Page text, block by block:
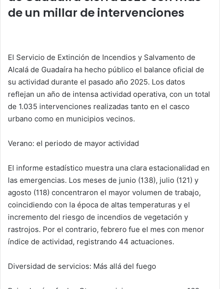
p o
n
tir
de un millar de intervenciones
El Servicio de Extinción de Incendios y Salvamento de
Alcalá de Guadaíra ha hecho público el balance oficial de
su actividad durante el pasado año 2025. Los datos
reflejan un año de intensa actividad operativa, con un total
de 1.035 intervenciones realizadas tanto en el casco
urbano como en municipios vecinos.
Verano: el periodo de mayor actividad
El informe estadístico muestra una clara estacionalidad en
las emergencias. Los meses de junio (138), julio (121) y
agosto (118) concentraron el mayor volumen de trabajo,
coincidiendo con la época de altas temperaturas y el
incremento del riesgo de incendios de vegetación y
rastrojos. Por el contrario, febrero fue el mes con menor
índice de actividad, registrando 44 actuaciones.
Diversidad de servicios: Más allá del fuego